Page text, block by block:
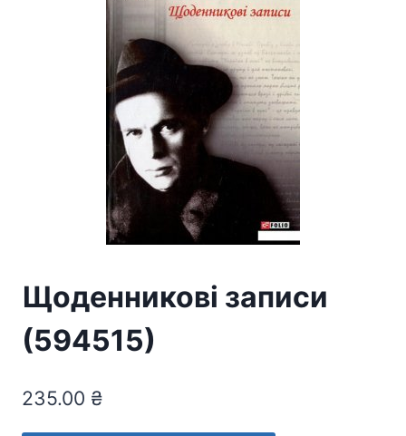
Щоденникові записи
(594515)
235.00 ₴